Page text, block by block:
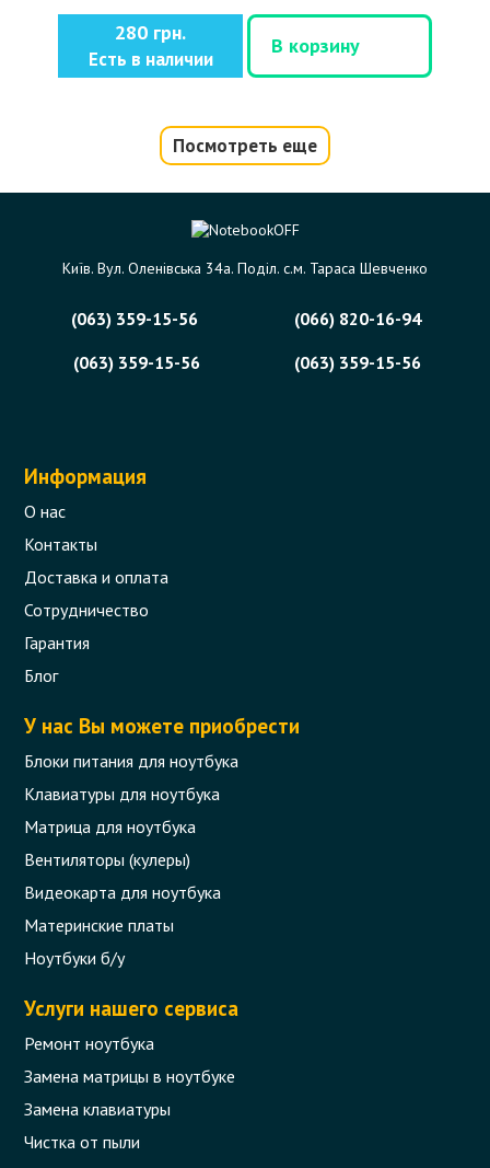
280 грн.
Есть в наличии
В корзину
Посмотреть еще
Київ. Вул. Оленівська 34а. Поділ. с.м. Тараса Шевченко
(063) 359-15-56
(066) 820-16-94
(063) 359-15-56
(063) 359-15-56
Информация
О нас
Контакты
Доставка и оплата
Сотрудничество
Гарантия
Блог
У нас Вы можете приобрести
Блоки питания для ноутбука
Клавиатуры для ноутбука
Матрица для ноутбука
Вентиляторы (кулеры)
Видеокарта для ноутбука
Материнские платы
Ноутбуки б/у
Услуги нашего сервиса
Ремонт ноутбука
Замена матрицы в ноутбуке
Замена клавиатуры
Чистка от пыли